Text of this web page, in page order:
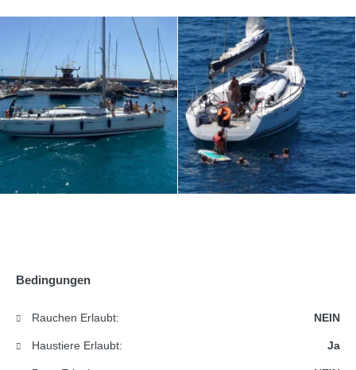
Bedingungen
Rauchen Erlaubt: NEIN
Haustiere Erlaubt: Ja